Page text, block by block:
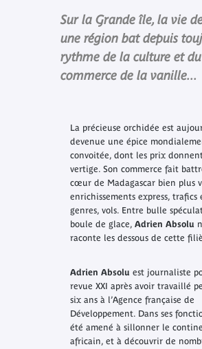
Sur la Grande île, la vie
une région bat depuis
rythme de la culture et du
commerce de la vanille...
La précieuse orchidée est
devenue une épice
convoitée, dont les prix
vertige. Son commerce fait
cœur de Madagascar bien plus
enrichissements express, trafics
genres, vols. Entre bulle
boule de glace, Adrien Absolu
raconte les dessous de cette
Adrien Absolu est journaliste
revue XXI après avoir travaillé
six ans à l’Agence française de
Développement. Dans ses
été amené à sillonner le
africain, et à découvrir de